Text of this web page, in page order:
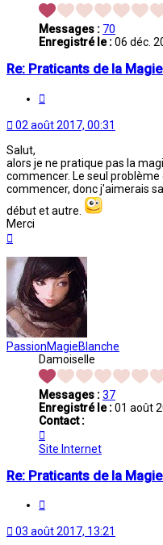
Messages : 70
Enregistré le :06 déc.
Re: Praticants de la
02 août 2017, 00:31
Salut,
alors je ne pratique pas la
commencer. Le seul
commencer, donc j'aimerais
début et autre.
Merci
PassionMagieBlanche
Damoiselle
Messages :37
Enregistré le :01 août
Contact :
PassionMagieBlanche
Site Internet
Re: Praticants de la
03 août 2017, 13:21